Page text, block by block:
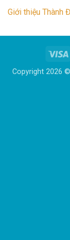
Giới thiệu Thành
Copyright 2026 ©